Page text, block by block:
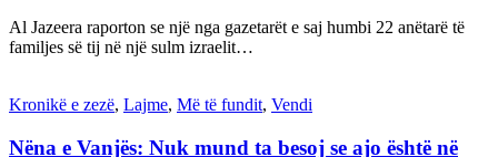
Al Jazeera raporton se një nga gazetarët e saj humbi 22 anëtarë të
familjes së tij në një sulm izraelit…
Kronikë e zezë, Lajme, Më të fundit, Vendi
Nëna e Vanjës: Nuk mund ta besoj se ajo është në